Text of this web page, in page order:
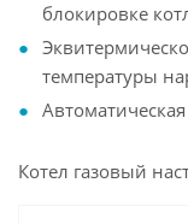
блокировке
температуры
Котел газовый